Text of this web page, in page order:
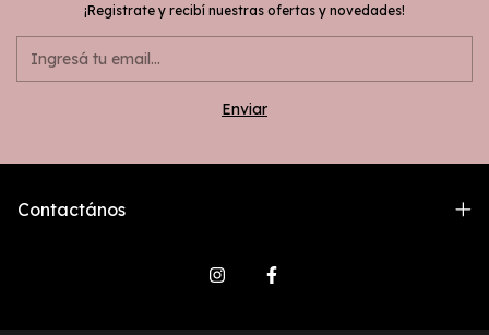
¡Registrate y recibí nuestras ofertas y novedades!
Contactános